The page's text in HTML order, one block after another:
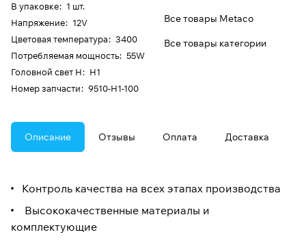
В упаковке: 1 шт.
Напряжение: 12V
Цветовая температура: 3400
Потребляемая мощность: 55W
Головной свет H: H1
Номер запчасти: 9510-H1-100
Все товары Metaco
Все товары категории
Описание Отзывы Оплата Доставка
Контроль качества на всех этапах производства
Высококачественные материалы и
комплектующие